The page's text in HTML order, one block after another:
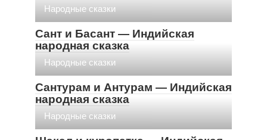
Народные сказки
Сант и Басант — Индийская
народная сказка
Народные сказки
Сантурам и Антурам — Индийская
народная сказка
Народные сказки